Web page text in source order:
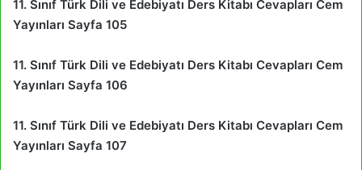
11. Sınıf Türk Dili ve Edebiyatı Ders Kitabı Cevapları Cem
Yayınları Sayfa 105
11. Sınıf Türk Dili ve Edebiyatı Ders Kitabı Cevapları Cem
Yayınları Sayfa 106
11. Sınıf Türk Dili ve Edebiyatı Ders Kitabı Cevapları Cem
Yayınları Sayfa 107